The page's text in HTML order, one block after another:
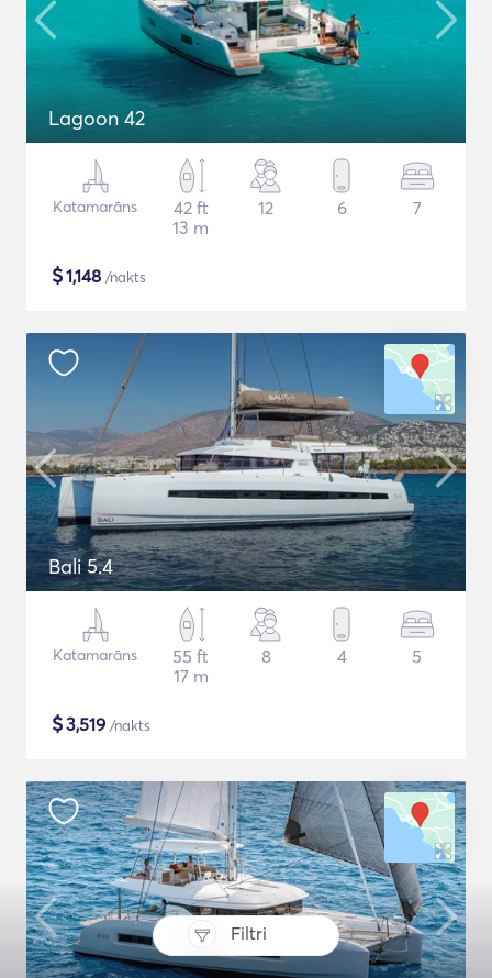
Filtri
Lagoon 42
Katamarāns
42 ft
13 m
12 6 7
$1,148 /nakts
Bali 5.4
Katamarāns
55 ft
17 m
8 4 5
$3,519 /nakts